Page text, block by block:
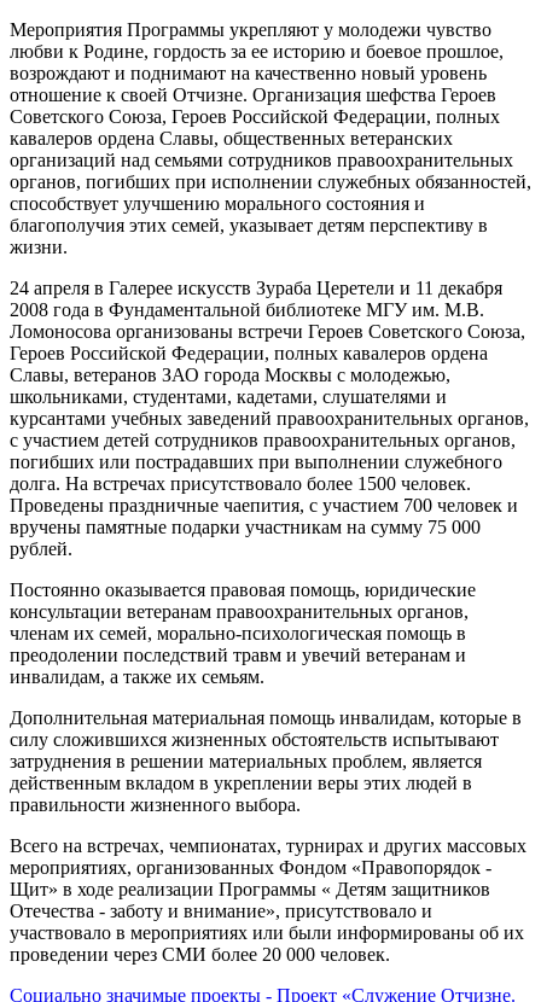
Мероприятия Программы укрепляют у молодежи чувство
любви к Родине, гордость за ее историю и боевое прошлое,
возрождают и поднимают на качественно новый уровень
отношение к своей Отчизне. Организация шефства Героев
Советского Союза, Героев Российской Федерации, полных
кавалеров ордена Славы, общественных ветеранских
организаций над семьями сотрудников правоохранительных
органов, погибших при исполнении служебных обязанностей,
способствует улучшению морального состояния и
благополучия этих семей, указывает детям перспективу в
жизни.
24 апреля в Галерее искусств Зураба Церетели и 11 декабря
2008 года в Фундаментальной библиотеке МГУ им. М.В.
Ломоносова организованы встречи Героев Советского Союза,
Героев Российской Федерации, полных кавалеров ордена
Славы, ветеранов ЗАО города Москвы с молодежью,
школьниками, студентами, кадетами, слушателями и
курсантами учебных заведений правоохранительных органов,
с участием детей сотрудников правоохранительных органов,
погибших или пострадавших при выполнении служебного
долга. На встречах присутствовало более 1500 человек.
Проведены праздничные чаепития, с участием 700 человек и
вручены памятные подарки участникам на сумму 75 000
рублей.
Постоянно оказывается правовая помощь, юридические
консультации ветеранам правоохранительных органов,
членам их семей, морально-психологическая помощь в
преодолении последствий травм и увечий ветеранам и
инвалидам, а также их семьям.
Дополнительная материальная помощь инвалидам, которые в
силу сложившихся жизненных обстоятельств испытывают
затруднения в решении материальных проблем, является
действенным вкладом в укреплении веры этих людей в
правильности жизненного выбора.
Всего на встречах, чемпионатах, турнирах и других массовых
мероприятиях, организованных Фондом «Правопорядок -
Щит» в ходе реализации Программы « Детям защитников
Отечества - заботу и внимание», присутствовало и
участвовало в мероприятиях или были информированы об их
проведении через СМИ более 20 000 человек.
Социально значимые проекты - Проект «Служение Отчизне.